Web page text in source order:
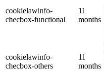
cookielawinfo-
checbox-functional
11
months
cookielawinfo-
checbox-others
11
months